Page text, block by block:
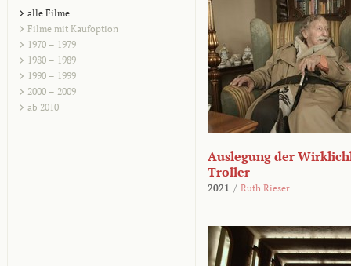
alle Filme
Filme mit Kaufoption
1970 – 1979
1980 – 1989
1990 – 1999
2000 – 2009
ab 2010
Auslegung der
Troller
2021 / Ruth Rieser